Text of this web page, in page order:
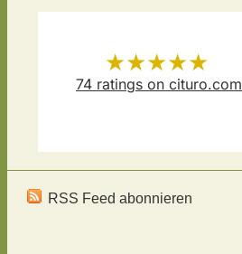
Schösserhas
★★★★★
74 ratings on cituro.com
RSS Feed abonnieren